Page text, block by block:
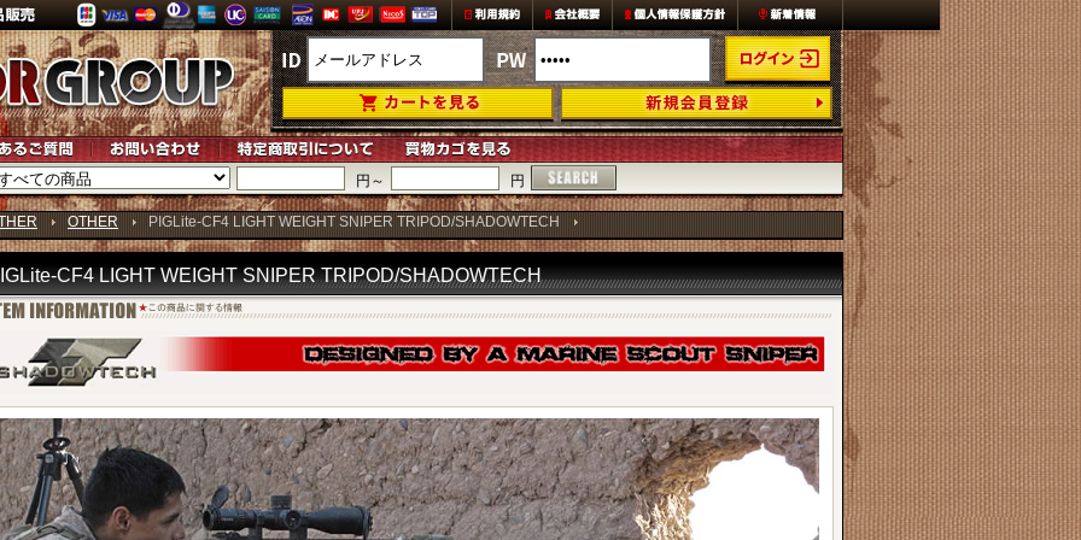
円～ 円
OTHER PIGLite-CF4 LIGHT WEIGHT SNIPER TRIPOD/SHADOWTECH
CF4 LIGHT WEIGHT SNIPER TRIPOD/SHADOWTECH